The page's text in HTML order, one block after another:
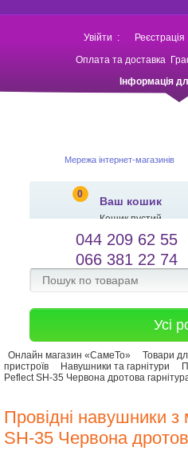
Увійти : Реєстрація
Оплата та доставка
Інформація
Мережа інтернет-магазинів
0
Ваш кошик
Кошик пустий
salessameto@gmail.com
Зворотній зв'язок
044 209 62 55
066 381 22 74
Усі
Онлайн магазин «СамеТо» Товари
пристроїв
Навушники та гарнітури
Peflect SH-35 Червона дротова
Провідні навушники
SH-35 Червона